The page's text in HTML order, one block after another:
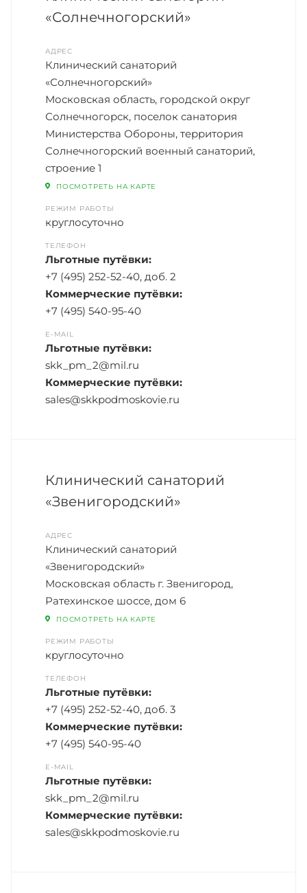
«Солнечногорский»
АДРЕС
Клинический санаторий
«Солнечногорский»
Московская область, городской округ
Солнечногорск, поселок санатория
Министерства Обороны, территория
Солнечногорский военный санаторий,
строение 1
ПОСМОТРЕТЬ НА КАРТЕ
РЕЖИМ РАБОТЫ
круглосуточно
ТЕЛЕФОН
Льготные путёвки:
+7 (495) 252-52-40, доб. 2
Коммерческие путёвки:
+7 (495) 540-95-40
E-MAIL
Льготные путёвки:
skk_pm_2@mil.ru
Коммерческие путёвки:
sales@skkpodmoskovie.ru
Клинический санаторий
«Звенигородский»
АДРЕС
Клинический санаторий
«Звенигородский»
Московская область г. Звенигород,
Ратехинское шоссе, дом 6
ПОСМОТРЕТЬ НА КАРТЕ
РЕЖИМ РАБОТЫ
круглосуточно
ТЕЛЕФОН
Льготные путёвки:
+7 (495) 252-52-40, доб. 3
Коммерческие путёвки:
+7 (495) 540-95-40
E-MAIL
Льготные путёвки:
skk_pm_2@mil.ru
Коммерческие путёвки:
sales@skkpodmoskovie.ru